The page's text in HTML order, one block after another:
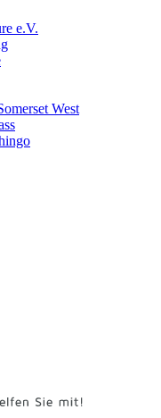
e.V.
West